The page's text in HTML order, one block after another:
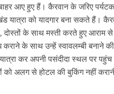
आए हुए हैं। कैरवान के जरिए
यात्रा को यादगार बना सकते हैं।
दोस्तों के साथ मस्ती करते हुए आराम
कराने के साथ उन्हें स्वावलम्बी बनाने
कर अपनी पसंदीदा स्थल पर
को अलग से होटल की बुकिंग नहीं